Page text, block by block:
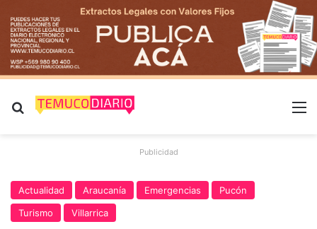
Buscar por
Publicidad
Actualidad Araucanía Emergencias
Pucón
Turismo
Villarrica